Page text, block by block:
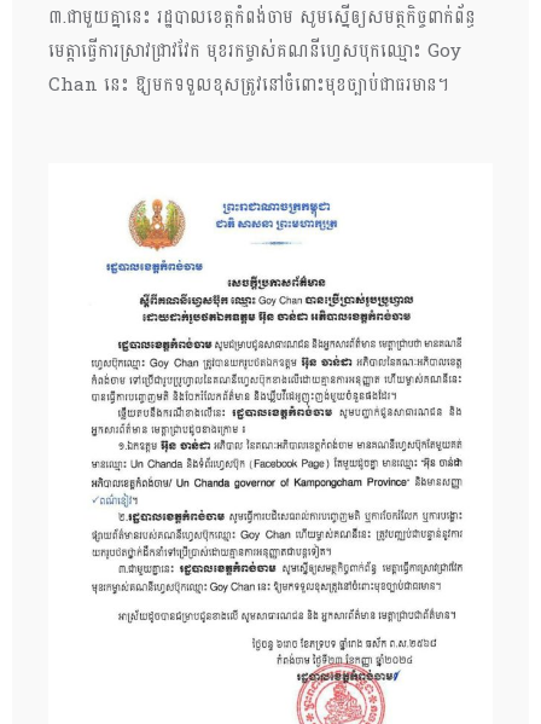
៣.ជាមួយគ្នានេះ រដ្ឋបាលខេត្តកំពង់ចាម សូមស្នើឲ្យសមត្ថកិច្ចពាក់ព័ន្ធ
មេត្តាធ្វើការស្រាវជ្រាវវែក មុខរកម្ចាស់គណនីហ្វេសបុកឈ្មោះ Goy
Chan នេះ ឱ្យមកទទួលខុសត្រូវនៅចំពោះមុខច្បាប់ជាធរមាន។